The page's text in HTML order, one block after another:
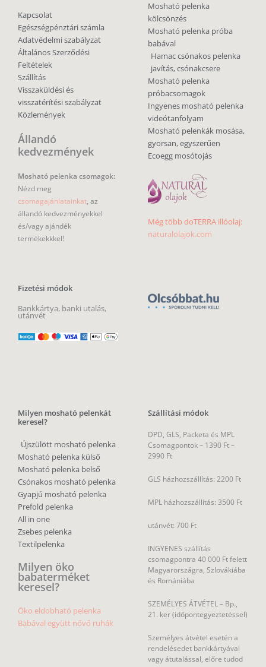
Kapcsolat
Egészségpénztári számla
Adatvédelmi szabályzat
Általános Szerződési
Feltételek
Szállítás
Visszaküldési és
visszatérítési szabályzat
Közlemények
Állandó
kedvezmények
Mosható pelenka csomagok:
Nézd meg
csomagajánlatainkat, az
állandó kedvezményekkel
és/vagy ajándék
termékekkkel!
Fizetési módok
Bankkártya, banki utalás,
utánvét
Mosható pelenka
kölcsönzés
Mosható pelenka próba
babával
Hamac csónakos pelenka
javítás, csónakcsere
Mosható pelenka
próbacsomagok
Ingyenes mosható pelenka
videótanfolyam
Mosható pelenkák mosása,
gyorsan, egyszerűen
Ecoegg mosótojás
Még több doTERRA illóolaj:
naturalolajok.com
Milyen mosható pelenkát
keresel?
Újszülött mosható pelenka
Mosható pelenka külső
Mosható pelenka belső
Csónakos mosható pelenka
Gyapjú mosható pelenka
Prefold pelenka
All in one
Zsebes pelenka
Textilpelenka
Milyen öko
babaterméket
keresel?
Öko eldobható pelenka
Babával együtt nővő ruhák
Szállítási módok
DPD, GLS, Packeta és MPL
Csomagpontok – 1390 Ft –
2990 Ft
GLS házhozszállítás: 2200 Ft
MPL házhozszállítás: 3500 Ft
utánvét: 700 Ft
INGYENES szállítás
csomagpontra 40 000 Ft felett
Magyarországra, Szlovákiába
és Romániába
SZEMÉLYES ÁTVÉTEL – Bp.,
21. ker (időpontegyeztetéssel)
Személyes átvétel esetén a
rendelésedet bankkártyával
vagy átutalással, előre tudod